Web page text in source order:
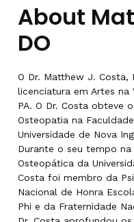
About
DO
O Dr. Matthew J. Costa,
licenciatura em Artes na
PA. O Dr. Costa obteve
Osteopatia na
Universidade de Nova
Durante o seu tempo
Osteopática da
Costa foi membro da
Nacional de Honra
Phi e da Fraternidade